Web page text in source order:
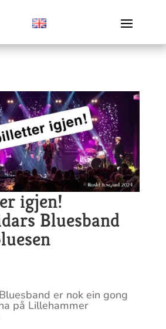
igjen!
Bluesband
er nok ein gong
på Lillehammer